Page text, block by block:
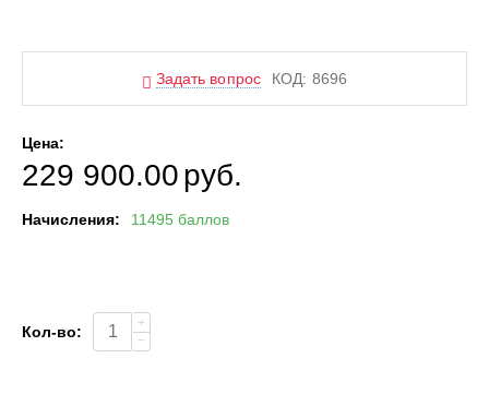
Задать вопрос КОД: 8696
Цена:
229 900.00руб.
Начисления: 11495 баллов
Кол-во:
+
−